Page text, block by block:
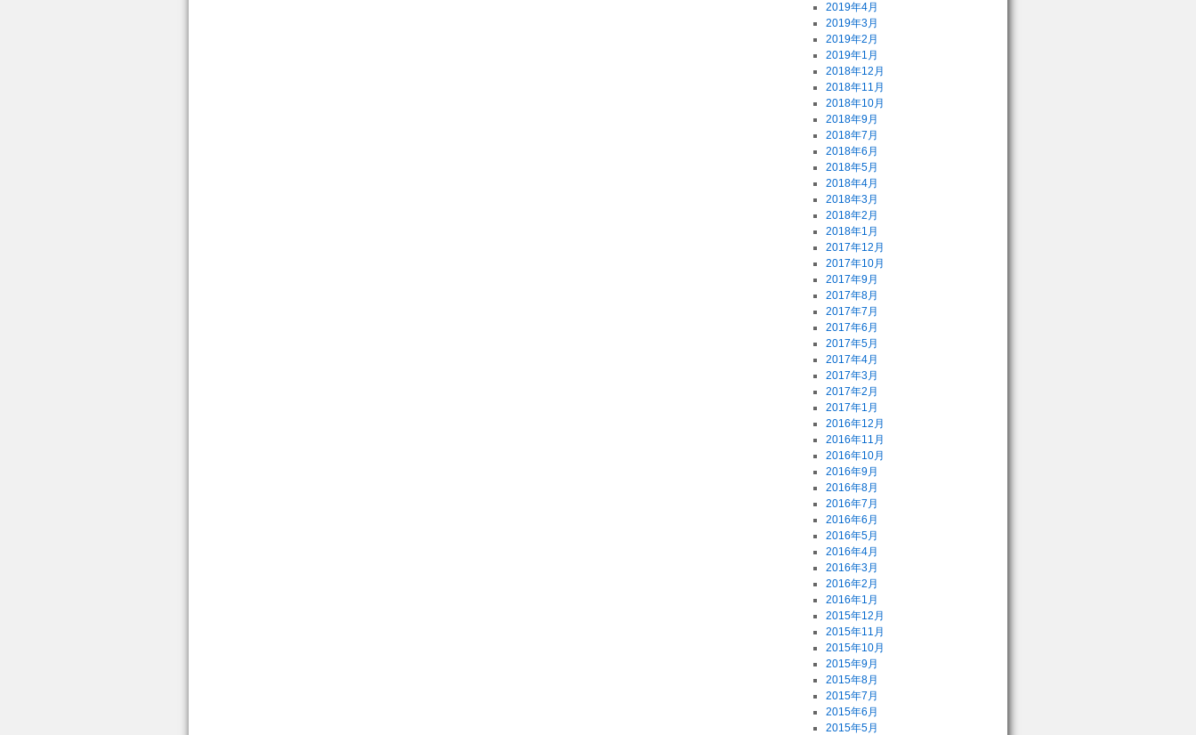
2019年4月
2019年3月
2019年2月
2019年1月
2018年12月
2018年11月
2018年10月
2018年9月
2018年7月
2018年6月
2018年5月
2018年4月
2018年3月
2018年2月
2018年1月
2017年12月
2017年10月
2017年9月
2017年8月
2017年7月
2017年6月
2017年5月
2017年4月
2017年3月
2017年2月
2017年1月
2016年12月
2016年11月
2016年10月
2016年9月
2016年8月
2016年7月
2016年6月
2016年5月
2016年4月
2016年3月
2016年2月
2016年1月
2015年12月
2015年11月
2015年10月
2015年9月
2015年8月
2015年7月
2015年6月
2015年5月